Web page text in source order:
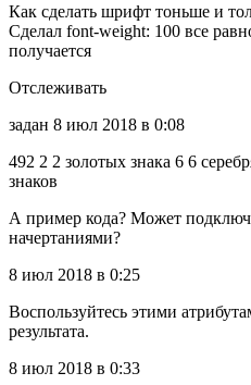
Как сделать шрифт тоньше и
Сделал font-weight: 100 все
получается
Отслеживать
задан 8 июл 2018 в 0:08
492 2 2 золотых знака 6 6
знаков
А пример кода? Может
начертаниями?
8 июл 2018 в 0:25
Воспользуйтесь этими
результата.
8 июл 2018 в 0:33